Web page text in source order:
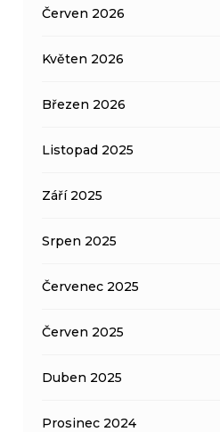
Červen 2026
Květen 2026
Březen 2026
Listopad 2025
Září 2025
Srpen 2025
Červenec 2025
Červen 2025
Duben 2025
Prosinec 2024